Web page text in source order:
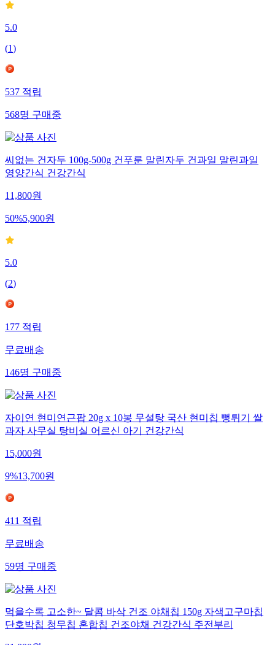
5.0
(1)
537적립
568명구매중
씨없는 건자두 100g-500g 건푸룬 말린자두 건과일 말린과일
영양간식 건강간식
11,800원
50%5,900원
5.0
(2)
177적립
무료배송
146명구매중
자이연 현미연근팝 20g x 10봉 무설탕 국산 현미칩 뻥튀기 쌀
과자 사무실 탕비실 어르신 아기 건강간식
15,000원
9%13,700원
411적립
무료배송
59명구매중
먹을수록 고소한~ 달콤 바삭 건조 야채칩 150g 자색고구마칩
단호박칩 청무칩 혼합칩 건조야채 건강간식 주전부리